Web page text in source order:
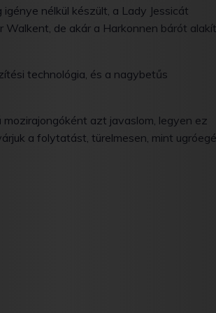
nélkül készült, a Lady Jessicát
Walkent, de akár a Harkonnen bárót
technológia, és a nagybetűs
azt javaslom, legyen ez
a folytatást, türelmesen, mint